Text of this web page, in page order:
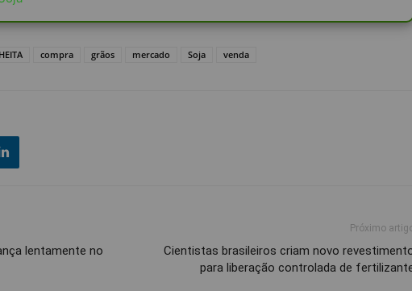
compra grãos mercado Soja venda
lentamente no
Próximo
Cientistas brasileiros criam novo
para liberação controlada de